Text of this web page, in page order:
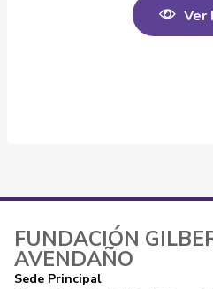
Ver
FUNDACIÓN
AVENDAÑO
Sede Principal